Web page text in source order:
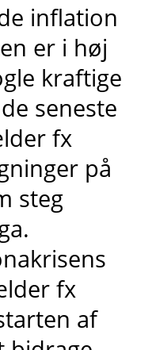
inflation
er i høj
kraftige
seneste
fx
på
steg
fx
af